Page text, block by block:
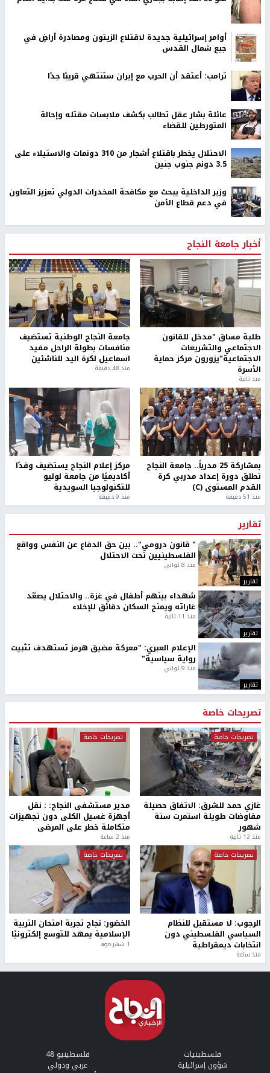
الغاء الرحلات المدرسية
نابلس -النجاح الإخباري -قررت وزارة التربية والتعليم الغاء الرحلات
المدرسية يومي الاربعاء والخميس نهاية هذا الاسبوع.
واوضحت في بيان لها أن القرار جاء لسوء الأحوال الجوية، مشددة على
ضرورة الالتزام بتعليمات الرحلات ومراعاة الاحوال الجوية في الايام
القادمة.
رابط قصير
https://nn.najah.edu/4EAP/
الكلمات المفتاحية
وزارة التربية والتعليم
‏3 إصابات إثر اعتداء مستوطنين على عائلة الكعابنة شرق قرية
الطيبة
نحو 58 ألف إصابة بجدري الماء في قطاع غزة منذ بداية العام
أوامر إسرائيلية جديدة لاقتلاع الزيتون ومصادرة أراضٍ في
جبع شمال القدس
ترامب: أعتقد أن الحرب مع إيران ستنتهي قريبًا جدًا
عائلة بشار عقل تطالب بكشف ملابسات مقتله وإحالة
الاحتلال يخطر باقتلاع أشجار من 310 دونمات والاستيلاء على
3.5 دونم جنوب جنين
وزير الداخلية يبحث مع مكافحة المخدرات الدولي تعزيز التعاون
في دعم قطاع الأمن
أخبار جامعة النجاح
طلبة مساق "مدخل للقانون
الاجتماعي والتشريعات
الاجتماعية"يزورون مركز حماية
الأسرة
منذ ثانية
جامعة النجاح الوطنية تستضيف
منافسات بطولة الراحل مفيد
اسماعيل لكرة اليد للناشئين
منذ 48 دقيقة
بمشاركة 25 مدرباً.. جامعة النجاح
تطلق دورة إعداد مدربي كرة
القدم المستوى (C)
مركز إعلام النجاح يستضيف وفدًا
أكاديميًا من جامعة لوليو
للتكنولوجيا السويدية